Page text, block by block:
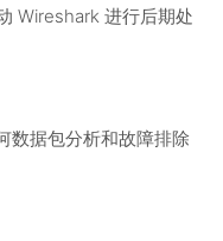
Wireshark 进行后期处
数据包分析和故障排除